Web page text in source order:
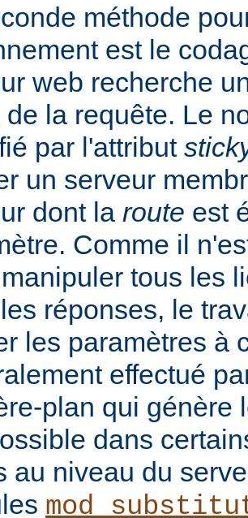
méthode
est le
web recherche
de la requête. Le
par l'attribut
un serveur
dont la route est
Comme il
tous les
réponses, le
les paramètres à
effectué
plan qui génère
dans
au niveau du